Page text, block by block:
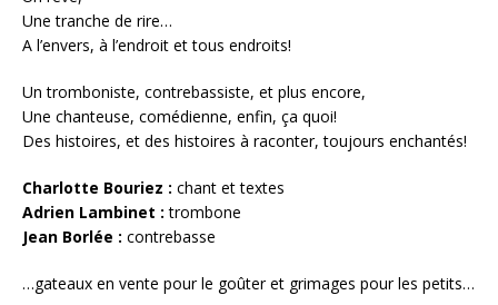
Une tranche de rire…
A l’envers, à l’endroit et tous endroits!
Un tromboniste, contrebassiste, et plus encore,
Une chanteuse, comédienne, enfin, ça quoi!
Des histoires, et des histoires à raconter, toujours enchantés!
Charlotte Bouriez : chant et textes
Adrien Lambinet : trombone
Jean Borlée : contrebasse
…gateaux en vente pour le goûter et grimages pour les petits…